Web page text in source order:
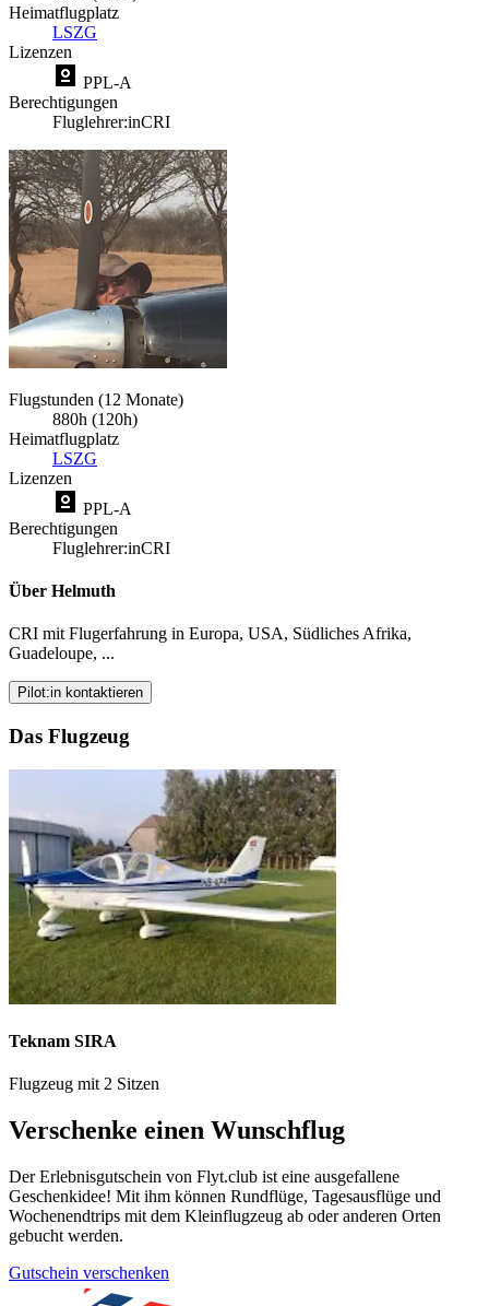
Heimatflugplatz
LSZG
Lizenzen
PPL-A
Berechtigungen
Fluglehrer:inCRI
Flugstunden (12 Monate)
880h (120h)
Heimatflugplatz
LSZG
Lizenzen
PPL-A
Berechtigungen
Fluglehrer:inCRI
Über Helmuth
CRI mit Flugerfahrung in Europa, USA, Südliches Afrika,
Guadeloupe, ...
Pilot:in kontaktieren
Das Flugzeug
Teknam SIRA
Flugzeug mit 2 Sitzen
Verschenke einen Wunschflug
Der Erlebnisgutschein von Flyt.club ist eine ausgefallene
Geschenkidee! Mit ihm können Rundflüge, Tagesausflüge und
Wochenendtrips mit dem Kleinflugzeug ab oder anderen Orten
gebucht werden.
Gutschein verschenken